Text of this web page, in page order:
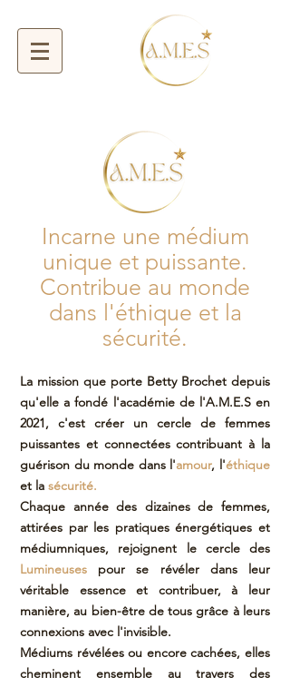
Incarne une médium
unique et puissante.
Contribue au monde
dans l'éthique et la
sécurité.
La mission que porte Betty Brochet depuis
qu'elle a fondé l'académie de l'A.M.E.S en
2021, c'est créer un cercle de femmes
puissantes et connectées contribuant à la
guérison du monde dans l'amour, l'éthique
et la sécurité.
Chaque année des dizaines de femmes,
attirées par les pratiques énergétiques et
médiumniques, rejoignent le cercle des
Lumineuses pour se révéler dans leur
véritable essence et contribuer, à leur
manière, au bien-être de tous grâce à leurs
connexions avec l'invisible.
Médiums révélées ou encore cachées, elles
cheminent ensemble au travers des